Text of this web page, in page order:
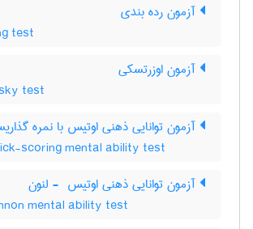
آزمون رده بندی
test
آزمون اوزرتسکی
test
آزمون توانایی ذهنی اوتیس با نمره
scoring mental ability test
آزمون توانایی ذهنی اوتیس ‎ - لنون
mental ability test